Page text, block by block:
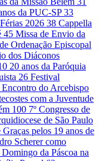
da PUC-SP33
2026 38 Cappella
45 Missa de Envio da
Ordenação Episcopal
dos Diáconos
20 anos da Paróquia
26 Festival
Encontro do Arcebispo
com a Juventude
100 7º Congresso de
de São Paulo
pelos 19 anos de
Scherer como
da Páscoa na